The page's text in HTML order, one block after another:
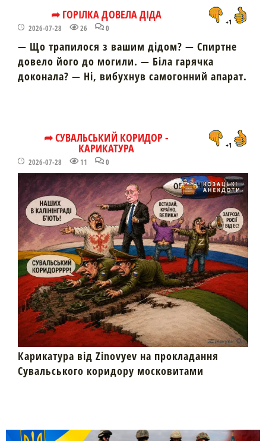
➦ ГОРІЛКА ДОВЕЛА ДІДА
2026-07-28 26 0
+1
— Що трапилося з вашим дідом? — Спиртне
довело його до могили. — Біла гарячка
доконала? — Ні, вибухнув самогонний апарат.
➦ СУВАЛЬСЬКИЙ КОРИДОР -
КАРИКАТУРА
2026-07-28 11 0
+1
Карикатура від Zinovyev на прокладання
Сувальського коридору московитами